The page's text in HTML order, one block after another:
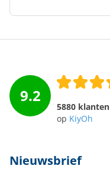
9.2
5880 klanten
op KiyOh
Nieuwsbrief